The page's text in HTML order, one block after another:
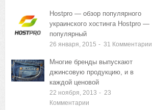
Hostpro — обзор популярного
украинского хостинга Hostpro —
популярный
26 января, 2015 - 31 Комментарии
Многие бренды выпускают
джинсовую продукцию, и в
каждой ценовой
22 ноября, 2013 - 23
Комментарии